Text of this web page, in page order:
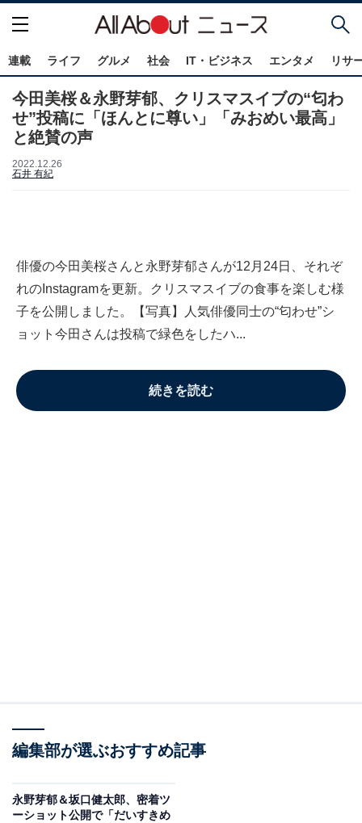
連載 ライフ グルメ 社会 IT・ビジネス エンタメ リサ
今田美桜＆永野芽郁、クリスマスイブの“匂わ
せ”投稿に「ほんとに尊い」「みおめい最高」
と絶賛の声
2022.12.26
石井 有紀
俳優の今田美桜さんと永野芽郁さんが12月24日、それぞ
れのInstagramを更新。クリスマスイブの食事を楽しむ様
子を公開しました。【写真】人気俳優同士の“匂わせ”シ
ョット今田さんは投稿で緑色をしたハ...
続きを読む
編集部が選ぶおすすめ記事
永野芽郁＆坂口健太郎、密着ツ
ーショット公開で「だいすきめ